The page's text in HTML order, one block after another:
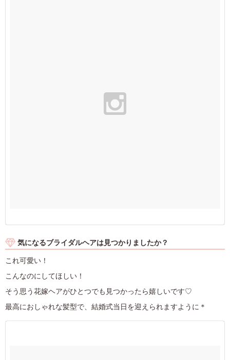
気になるブライダルヘアは見つかりましたか？
これ可愛い！
こんなのにしてほしい！
そう思う花嫁ヘアがひとつでも見つかったら嬉しいです♡
最高におしゃれな髪型で、結婚式当日を迎えられますように＊